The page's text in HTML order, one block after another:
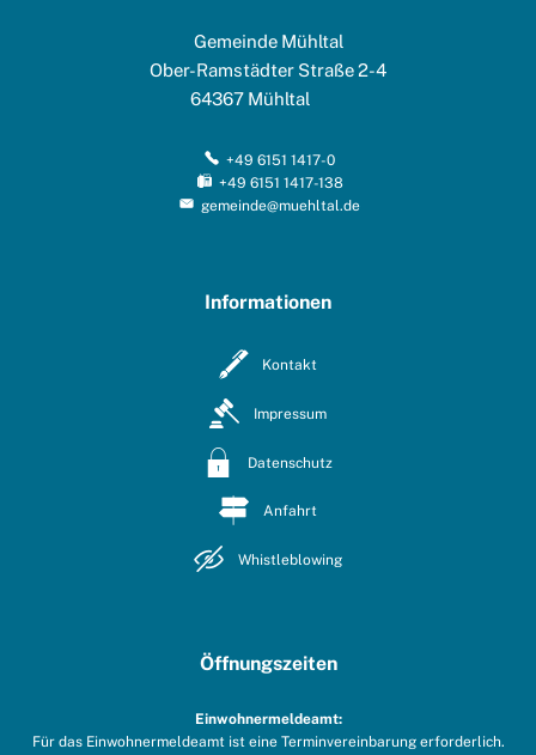
Gemeinde Mühltal
Ober-Ramstädter Straße 2-4
64367 Mühltal
+49 6151 1417-0
+49 6151 1417-138
gemeinde@muehltal.de
Informationen
Kontakt
Impressum
Datenschutz
Anfahrt
Whistleblowing
Öffnungszeiten
Einwohnermeldeamt:
Für das Einwohnermeldeamt ist eine Terminvereinbarung erforderlich.